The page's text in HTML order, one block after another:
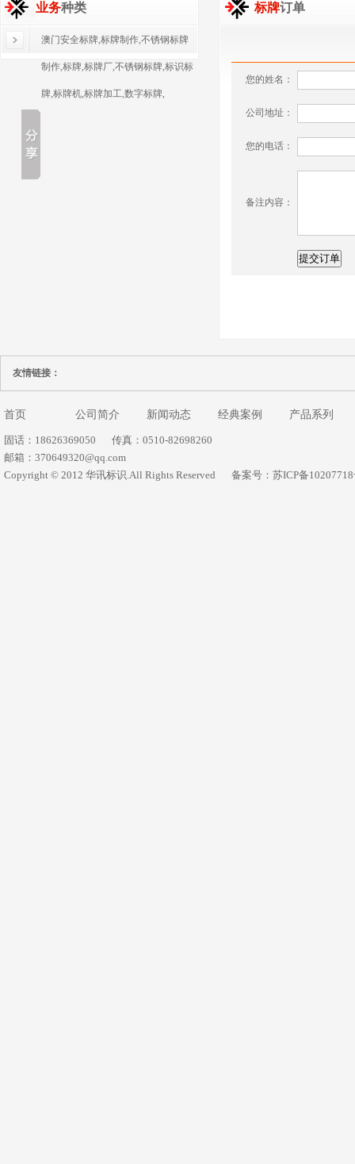
业务种类
澳门安全标牌,标牌制作,不锈钢标牌
制作,标牌,标牌厂,不锈钢标牌,标识标
牌,标牌机,标牌加工,数字标牌,
标牌订单
您的姓名：
公司地址：
您的电话：
备注内容：
友情链接：
首页 公司简介 新闻动态 经典案例 产品系列
固话：18626369050
传真：0510-82698260
邮箱：370649320@qq.com
Copyright © 2012 华讯标识.All Rights Reserved
备案号：苏ICP备